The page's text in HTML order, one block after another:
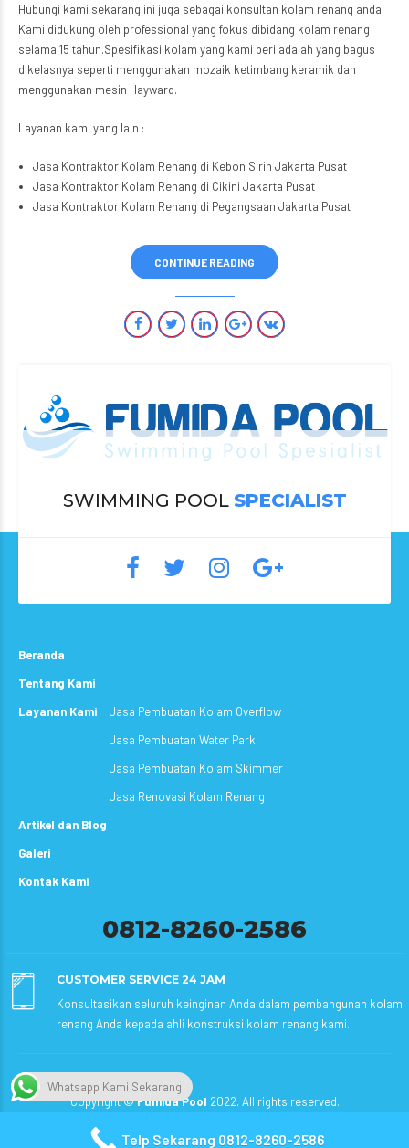
Hubungi kami sekarang ini juga sebagai konsultan kolam renang anda.
Kami didukung oleh professional yang fokus dibidang kolam renang
selama 15 tahun.Spesifikasi kolam yang kami beri adalah yang bagus
dikelasnya seperti menggunakan mozaik ketimbang keramik dan
menggunakan mesin Hayward.
Layanan kami yang lain :
Jasa Kontraktor Kolam Renang di Kebon Sirih Jakarta Pusat
Jasa Kontraktor Kolam Renang di Cikini Jakarta Pusat
Jasa Kontraktor Kolam Renang di Pegangsaan Jakarta Pusat
CONTINUE READING
SWIMMING POOL SPECIALIST
Beranda
Tentang Kami
Layanan Kami
Jasa Pembuatan Kolam Overflow
Jasa Pembuatan Water Park
Jasa Pembuatan Kolam Skimmer
Jasa Renovasi Kolam Renang
Artikel dan Blog
Galeri
Kontak Kami
0812-8260-2586
CUSTOMER SERVICE 24 JAM
Konsultasikan seluruh keinginan Anda dalam pembangunan kolam
renang Anda kepada ahli konstruksi kolam renang kami.
Copyright ©Fumida Pool 2022. All rights reserved.
Whatsapp Kami Sekarang
Telp Sekarang 0812-8260-2586